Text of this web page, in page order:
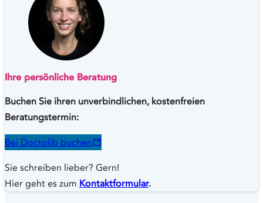
Ihre persönliche Beratung
Buchen Sie ihren unverbindlichen, kostenfreien
Beratungstermin:
Bei Doctolib buchen
Sie schreiben lieber? Gern!
Hier geht es zum Kontaktformular.